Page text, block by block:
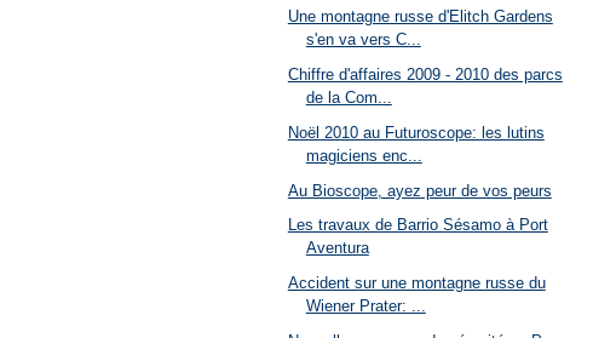
Une montagne russe d'Elitch Gardens
s'en va vers C...
Chiffre d'affaires 2009 - 2010 des parcs
de la Com...
Noël 2010 au Futuroscope: les lutins
magiciens enc...
Au Bioscope, ayez peur de vos peurs
Les travaux de Barrio Sésamo à Port
Aventura
Accident sur une montagne russe du
Wiener Prater: ...